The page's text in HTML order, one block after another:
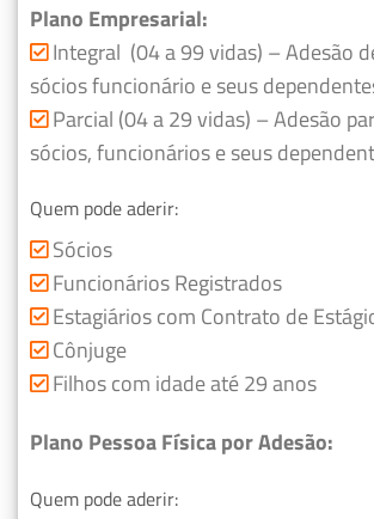
Plano Empresarial:
Integral (04 a 99 vidas) – Adesão
sócios funcionário e seus
Parcial (04 a 29 vidas) – Adesão
sócios, funcionários e seus
Quem pode aderir:
Sócios
Funcionários Registrados
Estagiários com Contrato de
Cônjuge
Filhos com idade até 29 anos
Plano Pessoa Física por Adesão:
Quem pode aderir: